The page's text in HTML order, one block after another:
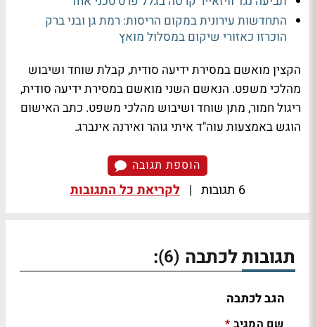
התחדשות עירונית במקום הריסות: רמת גן ובני ברק
הוכרזו כאזורי שיקום במסלול מואץ
הקצין מואשם במסירת ידיעה סודית, קבלת שוחד ושיבוש
מהלכי משפט. הנאשם השני מואשם במסירת ידיעה סודית,
ריגול חמור, מתן שוחד ושיבוש מהלכי משפט. כתב האישום
הוגש באמצעות עוה"ד איתי גוהר ואירנה אינברג.
הוספת תגובה
6 תגובות | לקריאת כל התגובות
תגובות לכתבה (6)
:
הגב לכתבה